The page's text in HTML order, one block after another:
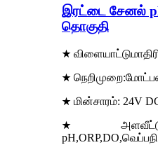
இரட்டை சேனல்
தொகுதி
★ விளையாட்டு
★
★ மின்சாரம்: 24V
★அளவீட்டு